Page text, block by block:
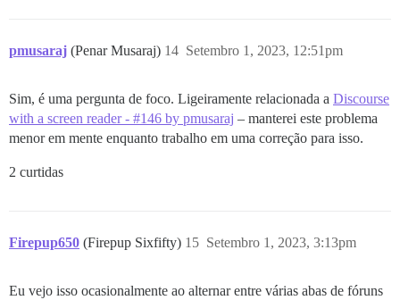
pmusaraj (Penar Musaraj) Setembro 1, 2023, 12:51pm
14
Sim, é uma pergunta de foco. Ligeiramente relacionada a Discourse
with a screen reader - #146 by pmusaraj – manterei este problema
menor em mente enquanto trabalho em uma correção para isso.
2 curtidas
Firepup650 (Firepup Sixfifty) Setembro 1, 2023, 3:13pm
15
Eu vejo isso ocasionalmente ao alternar entre várias abas de fóruns